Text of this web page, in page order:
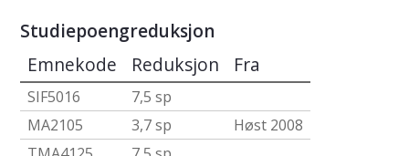
Studiepoengreduksjon
Emnekode Reduksjon Fra
SIF5016
7,5 sp
MA2105
3,7 sp
Høst 2008